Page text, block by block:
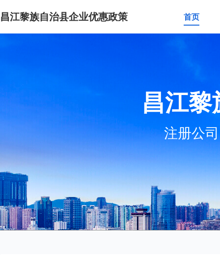
昌江黎族自治县企业优惠政策 首页
昌江
注册公